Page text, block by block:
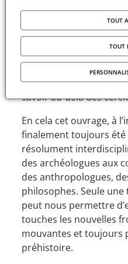
C’est pourquoi quatre
réunissant une
ici été privilégiés : le
l’histoire plus récente),
récentes percées
aux autres sciences
savoir au-delà des
En cela cet ouvrage, à
finalement toujours
résolument
des archéologues aux
des anthropologues,
philosophes. Seule
peut nous permettre
touches les nouvelles
mouvantes et toujours
préhistoire.
TOUT
TOUT